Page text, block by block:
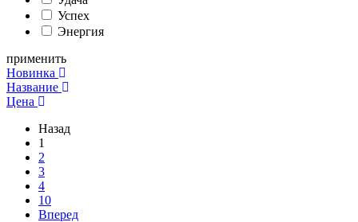
Успех
Энергия
применить
Новинка
Название
Цена
Назад
1
2
3
4
10
Вперед